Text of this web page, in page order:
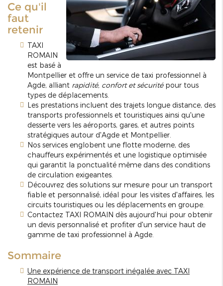
Ce qu'il
faut
retenir
TAXI
ROMAIN
est basé à
Montpellier et offre un service de taxi professionnel à
Agde, alliant rapidité, confort et sécuritépour tous
types de déplacements.
Les prestations incluent des trajets longue distance, des
transports professionnels et touristiques ainsi qu'une
desserte vers les aéroports, gares, et autres points
stratégiques autour d'Agde et Montpellier.
Nos services englobent une flotte moderne, des
chauffeurs expérimentés et une logistique optimisée
qui garantit la ponctualité même dans des conditions
de circulation exigeantes.
Découvrez des solutions sur mesure pour un transport
fiable et personnalisé, idéal pour les visites d'affaires, les
circuits touristiques ou les déplacements en groupe.
Contactez TAXI ROMAIN dès aujourd'hui pour obtenir
un devis personnalisé et profiter d'un service haut de
gamme de taxi professionnel à Agde.
Sommaire
Une expérience de transport inégalée avec TAXI
ROMAIN